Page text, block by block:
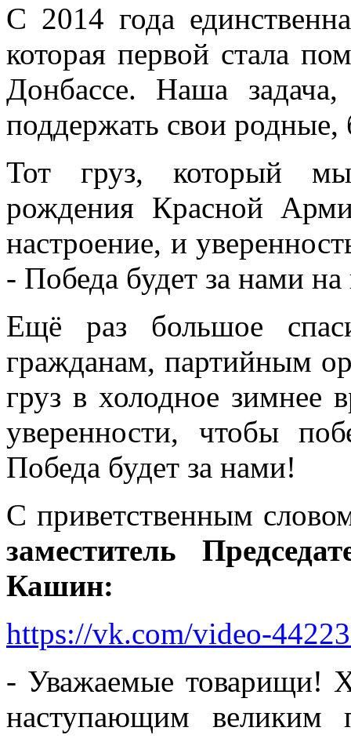
С 2014 года
которая первой стала
Донбассе. Наша
поддержать свои родные,
Тот груз, который
рождения Красной
настроение, и
- Победа будет за нами
Ещё раз большое
гражданам, партийным
груз в холодное зимнее
уверенности, чтобы
Победа будет за нами!
С приветственным
заместитель
Кашин:
https://vk.com/video-
- Уважаемые товарищи!
наступающим великим